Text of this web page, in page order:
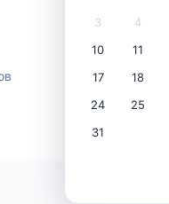
3
4
10
11
17
18
24
25
31